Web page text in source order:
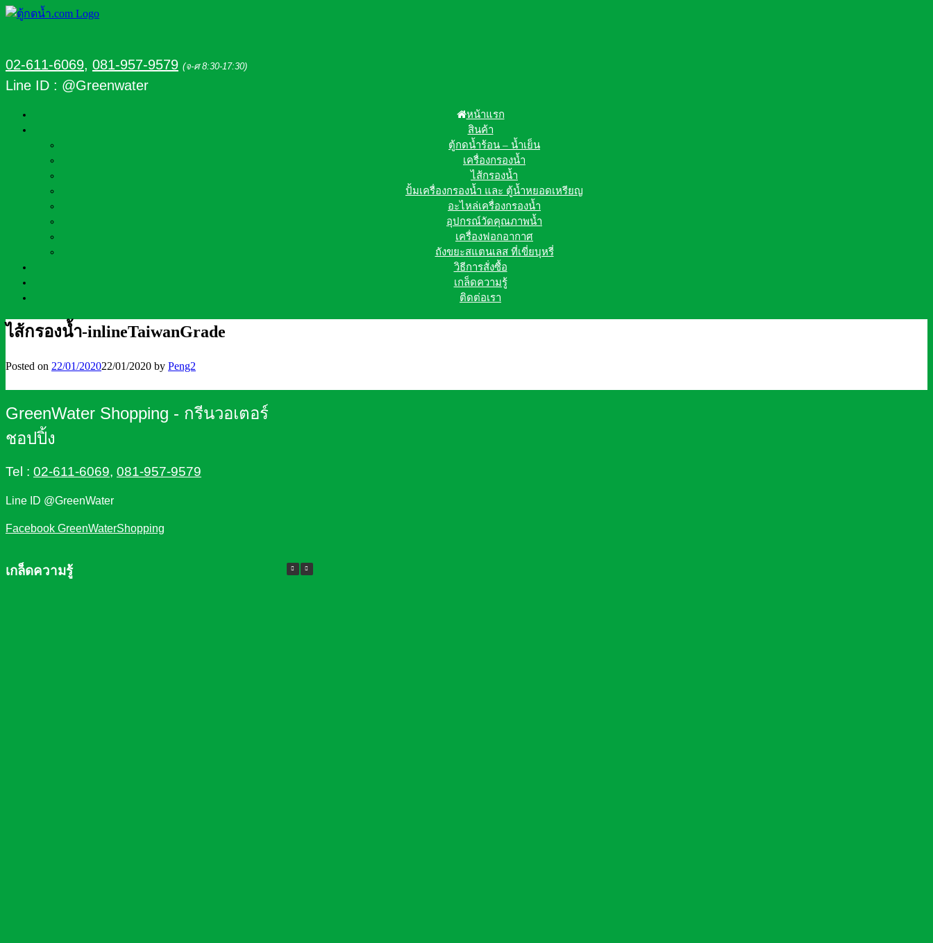
02-611-6069, 081-957-9579 (จ-ศ 8:30-17:30)
Line ID : @Greenwater
หน้าแรก
สินค้า
ตู้กดน้ำร้อน – น้ำเย็น
เครื่องกรองน้ำ
ไส้กรองน้ำ
ปั้มเครื่องกรองน้ำ และ ตู้น้ำหยอดเหรียญ
อะไหล่เครื่องกรองน้ำ
อุปกรณ์วัดคุณภาพน้ำ
เครื่องฟอกอากาศ
ถังขยะสแตนเลส ที่เขี่ยบุหรี่
วิธีการสั่งซื้อ
เกล็ดความรู้
ติดต่อเรา
ไส้กรองน้ำ-inlineTaiwanGrade
Posted on 22/01/202022/01/2020 by Peng2
GreenWater Shopping - กรีนวอเตอร์
ชอปปิ้ง
Tel : 02-611-6069, 081-957-9579
Line ID @GreenWater
Facebook GreenWaterShopping
เกล็ดความรู้